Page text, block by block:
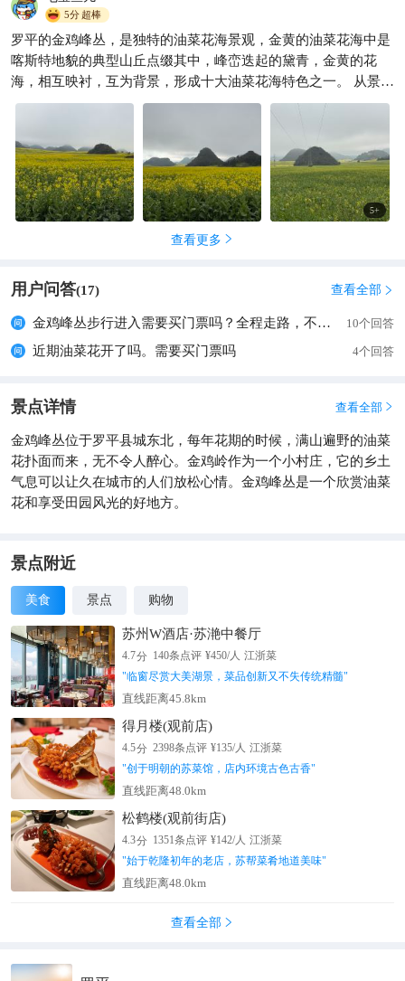
5分超棒
罗平的金鸡峰丛，是独特的油菜花海景观，金黄的油菜花海中是
喀斯特地貌的典型山丘点缀其中，峰峦迭起的黛青，金黄的花
海，相互映衬，互为背景，形成十大油菜花海特色之一。 从景区
到最里面的云海花乡有3km，步行可以，会有点累，不如坐观光
5+
查看更多 
用户问答(17) 查看全部 
金鸡峰丛步行进入需要买门票吗？全程走路，不坐景区观光车 10个回答
近期油菜花开了吗。需要买门票吗 4个回答
景点详情 查看全部 
金鸡峰丛位于罗平县城东北，每年花期的时候，满山遍野的油菜
花扑面而来，无不令人醉心。金鸡岭作为一个小村庄，它的乡土
气息可以让久在城市的人们放松心情。金鸡峰丛是一个欣赏油菜
花和享受田园风光的好地方。
景点附近
美食 景点 购物
苏州W酒店·苏滟中餐厅
4.7分 140条点评 ¥450/人 江浙菜
"临窗尽赏大美湖景，菜品创新又不失传统精髓"
直线距离45.8km
得月楼(观前店)
4.5分 2398条点评 ¥135/人 江浙菜
"创于明朝的苏菜馆，店内环境古色古香"
直线距离48.0km
松鹤楼(观前街店)
4.3分 1351条点评 ¥142/人 江浙菜
"始于乾隆初年的老店，苏帮菜肴地道美味"
直线距离48.0km
查看全部 